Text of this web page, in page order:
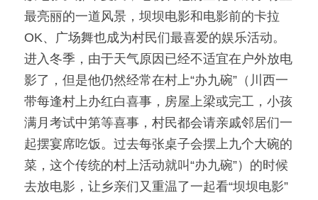
最亮丽的一道风景，坝坝电影和电影前的卡拉
OK、广场舞也成为村民们最喜爱的娱乐活动。
进入冬季，由于天气原因已经不适宜在户外放电
影了，但是他仍然经常在村上“办九碗”（川西一
带每逢村上办红白喜事，房屋上梁或完工，小孩
满月考试中第等喜事，村民都会请亲戚邻居们一
起摆宴席吃饭。过去每张桌子会摆上九个大碗的
菜，这个传统的村上活动就叫“办九碗”）的时候
去放电影，让乡亲们又重温了一起看“坝坝电影”